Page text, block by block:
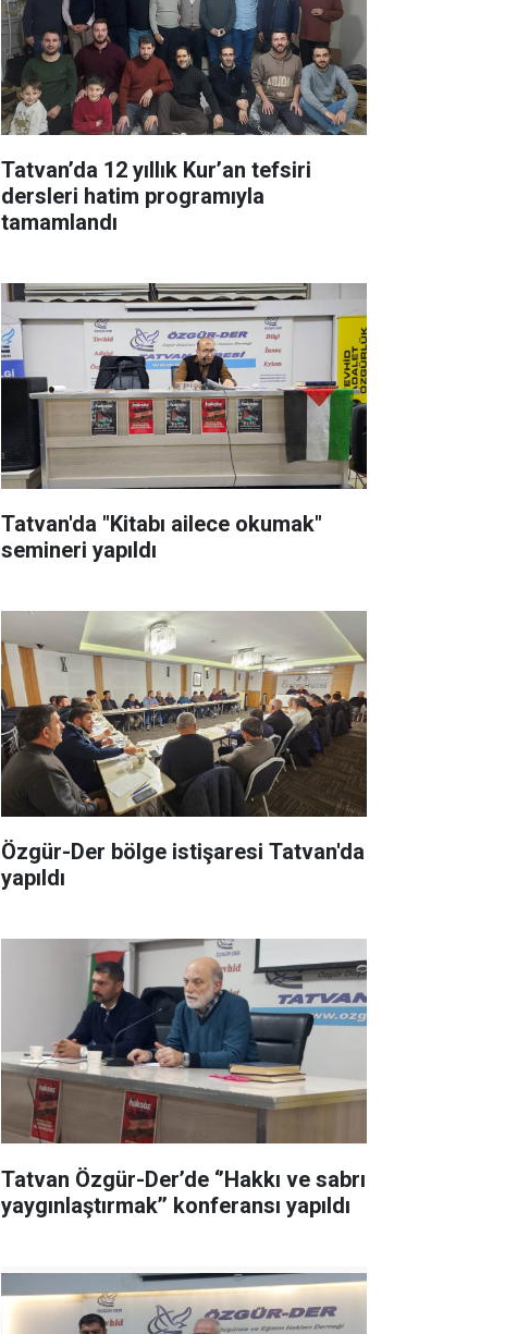
Tatvan’da 12 yıllık Kur’an tefsiri
dersleri hatim programıyla
tamamlandı
Tatvan'da "Kitabı ailece okumak"
semineri yapıldı
Özgür-Der bölge istişaresi Tatvan'da
yapıldı
Tatvan Özgür-Der’de ‘’Hakkı ve sabrı
yaygınlaştırmak’’ konferansı yapıldı